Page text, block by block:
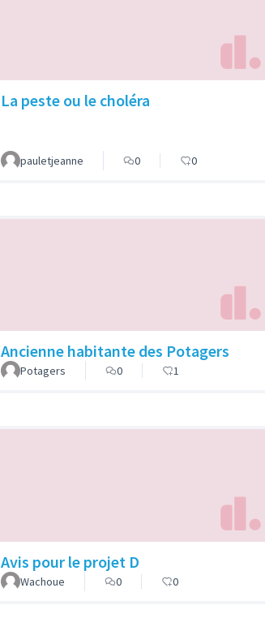
La peste ou le choléra
pauletjeanne 0 0
Ancienne habitante des Potagers
Potagers 0 1
Avis pour le projet D
Wachoue 0 0